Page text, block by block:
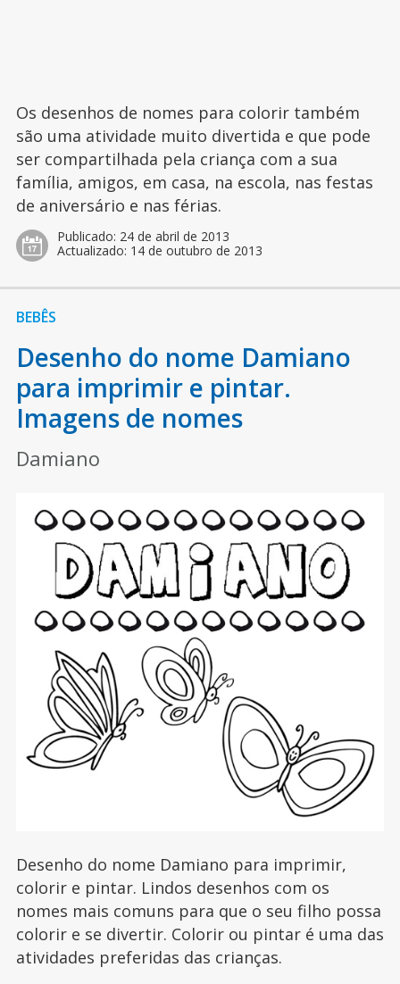
Os desenhos de nomes para colorir também
são uma atividade muito divertida e que pode
ser compartilhada pela criança com a sua
família, amigos, em casa, na escola, nas festas
de aniversário e nas férias.
Publicado: 24 de abril de 2013
Actualizado: 14 de outubro de 2013
BEBÊS
Desenho do nome Damiano
para imprimir e pintar.
Imagens de nomes
Damiano
Desenho do nome Damiano para imprimir,
colorir e pintar. Lindos desenhos com os
nomes mais comuns para que o seu filho possa
colorir e se divertir. Colorir ou pintar é uma das
atividades preferidas das crianças.